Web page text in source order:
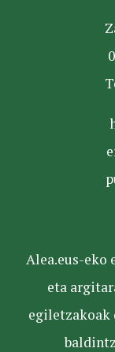
Alea.eus-eko
eta
egiletzakoak